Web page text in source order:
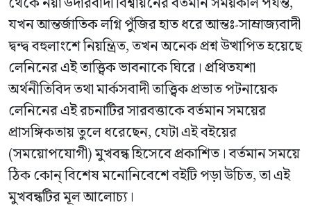
যখন আন্তর্জাতিক লগ্নি পুঁজির হাত ধরে আন্তঃ-সাম্রাজ্যবাদী
দ্বন্দ্ব বহুলাংশে নিয়ন্ত্রিত, তখন অনেক প্রশ্ন উত্থাপিত হয়েছে
লেনিনের এই তাত্ত্বিক ভাবনাকে ঘিরে। প্রথিতযশা
অর্থনীতিবিদ তথা মার্কসবাদী তাত্ত্বিক প্রভাত পটনায়েক
লেনিনের এই রচনাটির সারবত্তাকে বর্তমান সময়ের
প্রাসঙ্গিকতায় তুলে ধরেছেন, যেটা এই বইয়ের
(সময়োপযোগী) মুখবন্ধ হিসেবে প্রকাশিত। বর্তমান সময়ে
ঠিক কোন্ বিশেষ মনোনিবেশে বইটি পড়া উচিত, তা এই
মুখবন্ধটির মূল আলোচ্য।